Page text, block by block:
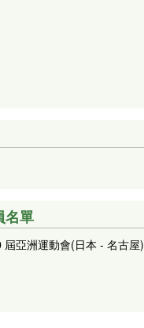
名單
屆亞洲運動會(日本 - 名古屋)